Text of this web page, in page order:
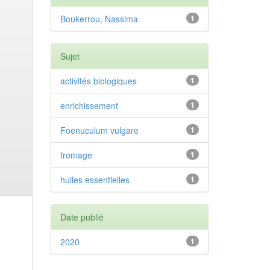
1
Boukerrou, Nassima
Sujet
1
activités biologiques
1
enrichissement
1
Foenuculum vulgare
1
fromage
1
huiles essentielles
Date publié
1
2020